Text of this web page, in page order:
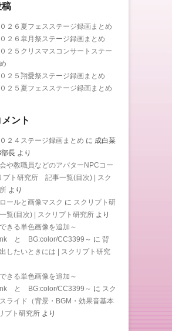
稿
２６夏フェスステージ録画まとめ
２６皐月祭ステージ録画まとめ
２５クリスマスコンサートステー
２５翔愛祭ステージ録画まとめ
２５夏フェスステージ録画まとめ
ント
２４ステージ録画まとめ に 成白菜
長 より
や教職員などのアバターNPCコー
プト研究所 記事一覧(目次) | スク
より
ールと画像マスク に スクリプト研
覧(目次) | スクリプト研究所 より
きる単色画像を追加～
と BG:color/CC3399～ に 背
したいときには | スクリプト研究
きる単色画像を追加～
と BG:color/CC3399～ に スク
ライド（背景・BGM・効果音基本
プト研究所 より